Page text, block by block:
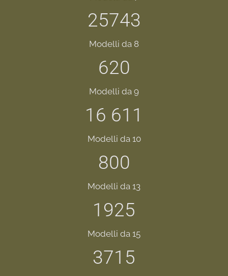
25743
Modelli da 8
620
Modelli da 9
16 611
Modelli da 10
800
Modelli da 13
1925
Modelli da 15
3715